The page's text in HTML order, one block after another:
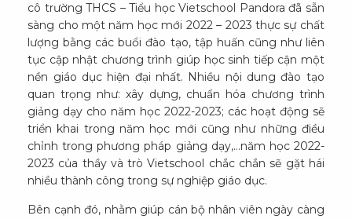
cô trường THCS – Tiểu học Vietschool Pandora đã sẵn
sàng cho một năm học mới 2022 – 2023 thực sự chất
lượng bằng các buổi đào tạo, tập huấn cũng như liên
tục cập nhật chương trình giúp học sinh tiếp cận một
nền giáo dục hiện đại nhất. Nhiều nội dung đào tạo
quan trọng như: xây dựng, chuẩn hóa chương trình
giảng dạy cho năm học 2022-2023; các hoạt động sẽ
triển khai trong năm học mới cũng như những điều
chỉnh trong phương pháp giảng dạy,…năm học 2022-
2023 của thầy và trò Vietschool chắc chắn sẽ gặt hái
nhiều thành công trong sự nghiệp giáo dục.
Bên cạnh đó, nhằm giúp cán bộ nhân viên ngày càng